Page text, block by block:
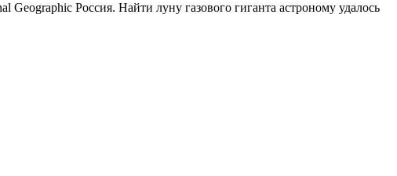
Россия. Найти луну газового гиганта астроному удалось